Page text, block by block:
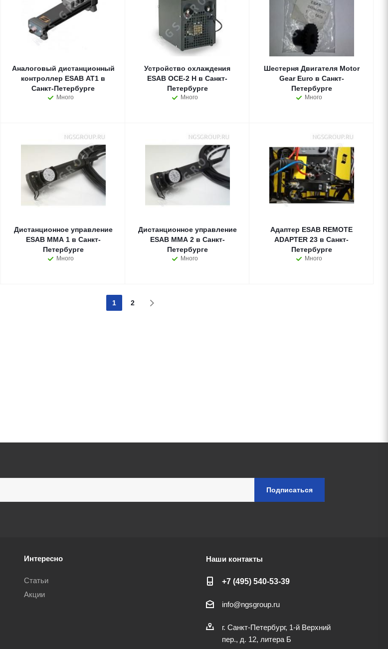
Аналоговый дистанционный
контроллер ESAB AT1 в
Санкт-Петербурге
Много
Устройство охлаждения
ESAB OCE-2 H в Санкт-
Петербурге
Много
Шестерня Двигателя Motor
Gear Euro в Санкт-
Петербурге
Много
Дистанционное управление
ESAB MMA 1 в Санкт-
Петербурге
Много
Дистанционное управление
ESAB MMA 2 в Санкт-
Петербурге
Много
Адаптер ESAB REMOTE
ADAPTER 23 в Санкт-
Петербурге
Много
1 2
Интересно
Статьи
Акции
Наши контакты
+7 (495) 540-53-39
info@ngsgroup.ru
г. Санкт-Петербург, 1-й Верхний
пер., д. 12, литера Б